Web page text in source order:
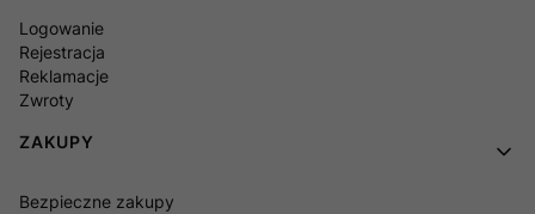
Logowanie
Rejestracja
Reklamacje
Zwroty
ZAKUPY
Bezpieczne zakupy